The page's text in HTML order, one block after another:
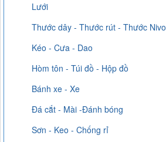
Lưới
Thước dây - Thước rút - Thước Nivo
Kéo - Cưa - Dao
Hòm tôn - Túi đồ - Hộp đồ
Bánh xe - Xe
Đá cắt - Mài -Đánh bóng
Sơn - Keo - Chống rỉ